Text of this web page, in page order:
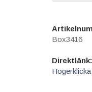
Box3416
Direktlänk: